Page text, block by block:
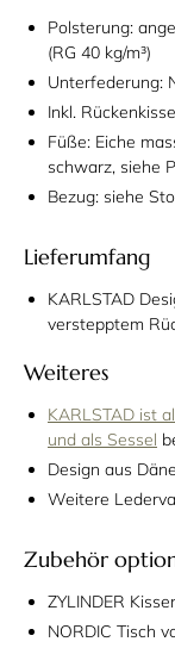
Polsterung:
(RG 40 kg/m³)
Unterfederung:
Inkl.
Füße: Eiche
schwarz, siehe
Bezug: siehe
Lieferumfang
KARLSTAD
verstepptem
Weiteres
KARLSTAD ist
und als Sessel
Design aus
Weitere
Zubehör
ZYLINDER
NORDIC Tisch